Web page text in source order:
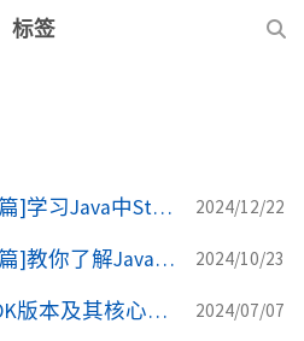
标签
一起学Java(22)-[JDK篇]学习Java中String的字符编码和代理对机制 2024/12/22
一起学Java(15)-[JDK篇]教你了解Java8特性，学习Lambda表达式 2024/10/23
2024年主流使用的JDK版本及其核心特性介绍 2024/07/07